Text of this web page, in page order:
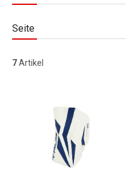
Seite
7Artikel